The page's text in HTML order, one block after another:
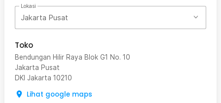
Lokasi
Jakarta Pusat
Toko
Bendungan Hilir Raya Blok G1 No. 10
Jakarta Pusat
DKI Jakarta 10210
Lihat google maps